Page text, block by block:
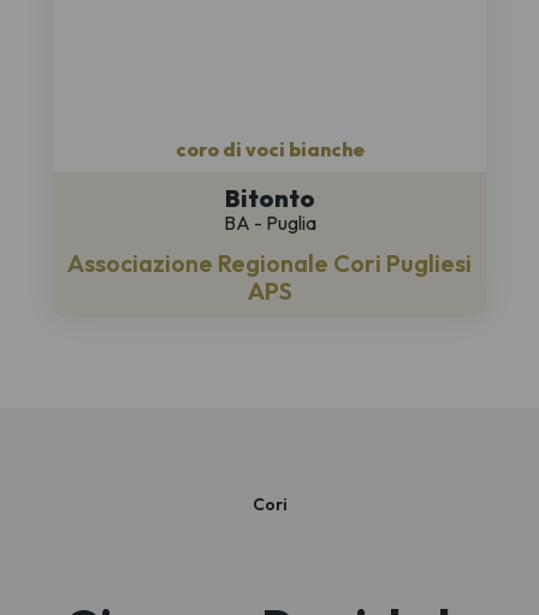
coro di voci bianche
Bitonto
BA - Puglia
Associazione Regionale Cori Pugliesi
APS
Cori